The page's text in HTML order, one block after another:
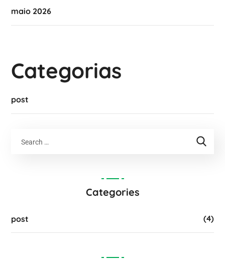
maio 2026
Categorias
post
Categories
post (4)